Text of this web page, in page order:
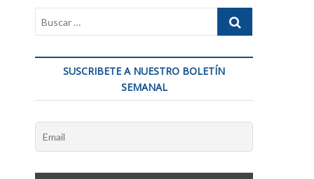
SUSCRIBETE A NUESTRO BOLETÍN
SEMANAL